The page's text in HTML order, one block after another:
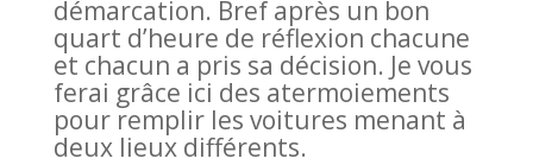
démarcation. Bref après un bon
quart d’heure de réflexion chacune
et chacun a pris sa décision. Je vous
ferai grâce ici des atermoiements
pour remplir les voitures menant à
deux lieux différents.